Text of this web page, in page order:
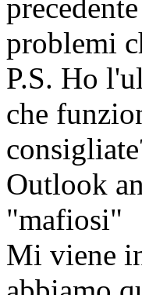
problemi
P.S. Ho
che
Outlook
"mafiosi"
Mi viene